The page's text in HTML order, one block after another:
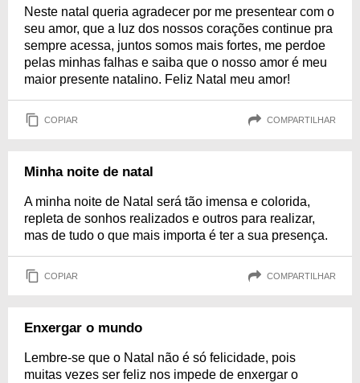
Neste natal queria agradecer por me presentear com o
seu amor, que a luz dos nossos corações continue pra
sempre acessa, juntos somos mais fortes, me perdoe
pelas minhas falhas e saiba que o nosso amor é meu
maior presente natalino. Feliz Natal meu amor!
COPIAR COMPARTILHAR
Minha noite de natal
A minha noite de Natal será tão imensa e colorida,
repleta de sonhos realizados e outros para realizar,
mas de tudo o que mais importa é ter a sua presença.
COPIAR COMPARTILHAR
Enxergar o mundo
Lembre-se que o Natal não é só felicidade, pois
muitas vezes ser feliz nos impede de enxergar o